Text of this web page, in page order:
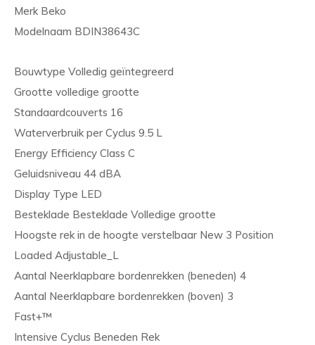
Merk Beko
Modelnaam BDIN38643C
Bouwtype Volledig geïntegreerd
Grootte volledige grootte
Standaardcouverts 16
Waterverbruik per Cyclus 9.5 L
Energy Efficiency Class C
Geluidsniveau 44 dBA
Display Type LED
Besteklade Besteklade Volledige grootte
Hoogste rek in de hoogte verstelbaar New 3 Position
Loaded Adjustable_L
Aantal Neerklapbare bordenrekken (beneden) 4
Aantal Neerklapbare bordenrekken (boven) 3
Fast+™
Intensive Cyclus Beneden Rek